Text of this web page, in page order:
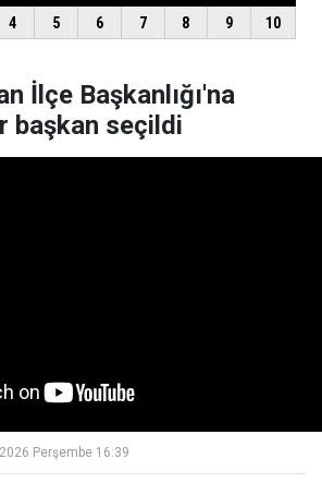
İlçe Başkanlığı'na
başkan seçildi
Perşembe 16:39